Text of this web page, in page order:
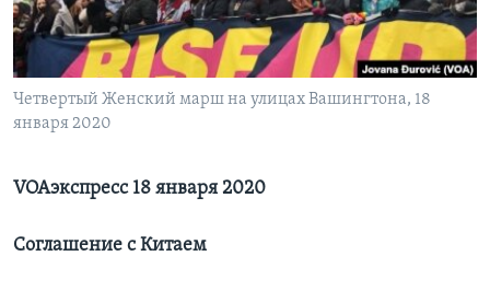
Learning English
СОЦИАЛЬНЫЕ СЕТИ
Языки
Четвертый Женский марш на улицах Вашингтона, 18
января 2020
VOAэкспресс 18 января 2020
Соглашение с Китаем